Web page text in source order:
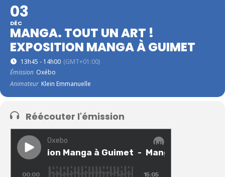
03
DÉC
MANGA. TOUT UN ART !
EXPOSITION MANGA À GUIMET
13h45 - 14h00 (GMT+01:00)
Émission Oxébo
Animateur Klein Emmanuelle
Réécouter l'émission